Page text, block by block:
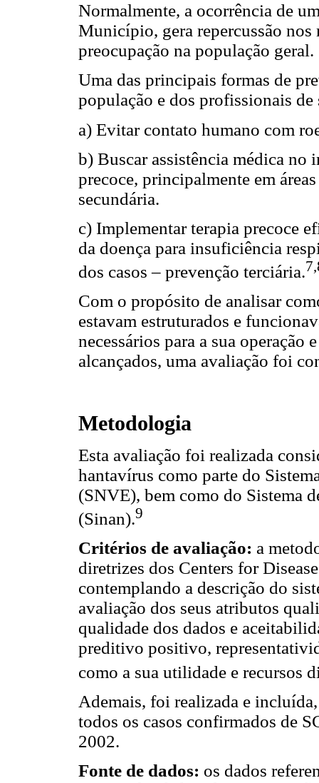
Normalmente, a ocorrência de
Município, gera repercussão nos
preocupação na população geral.
Uma das principais formas de
população e dos profissionais de
a) Evitar contato humano com
b) Buscar assistência médica
precoce, principalmente em
secundária.
c) Implementar terapia precoce
da doença para insuficiência
dos casos – prevenção terciária.
Com o propósito de analisar
estavam estruturados e
necessários para a sua operação
alcançados, uma avaliação foi
Metodologia
Esta avaliação foi realizada
hantavírus como parte do
(SNVE), bem como do Sistema
(Sinan).9
Critérios de avaliação: a
diretrizes dos Centers for
contemplando a descrição do
avaliação dos seus atributos
qualidade dos dados e
preditivo positivo,
como a sua utilidade e recursos
Ademais, foi realizada e
todos os casos confirmados de
2002.
Fonte de dados: os dados